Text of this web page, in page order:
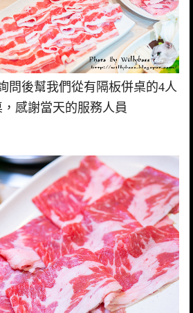
問後幫我們從有隔板併桌的4人
感謝當天的服務人員